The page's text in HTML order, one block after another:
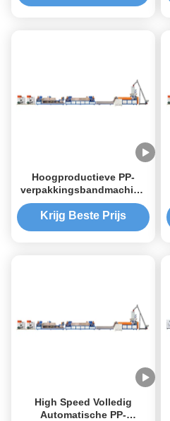
Hoogproductieve PP-
verpakkingsbandmachine
22 kW Kracht en energie-
efficiëntie
Krijg Beste Prijs
High Speed Volledig
Automatische PP-